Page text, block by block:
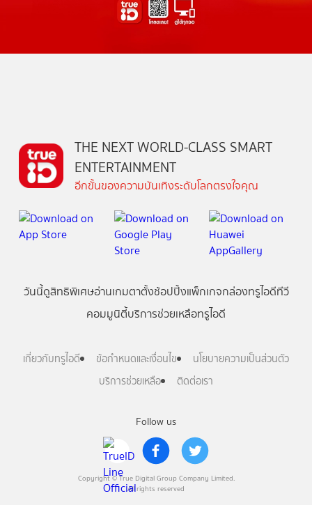
Follow us
Copyright © True Digital Group Company Limited.
All rights reserved
THE NEXT WORLD-CLASS SMART
ENTERTAINMENT
อีกขั้นของความบันเทิงระดับโลกตรงใจคุณ
วันนี้ดูสิทธิพิเศษอ่านเกมตาตั้งช้อปปิ้งแพ็กเกจกล่องทรูไอดีทีวี
คอมมูนิตี้บริการช่วยเหลือทรูไอดี
เกี่ยวกับทรูไอดี ข้อกำหนดและเงื่อนไข
นโยบายความเป็นส่วนตัว
บริการช่วยเหลือ
ติดต่อเรา